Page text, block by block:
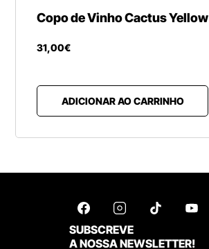
Copo de Vinho Cactus Yellow
31,00€
ADICIONAR AO CARRINHO
SUBSCREVE
A NOSSA NEWSLETTER!